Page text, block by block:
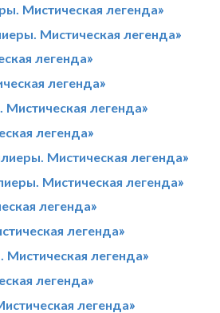
Мистическая легенда»
Мистическая легенда»
легенда»
легенда»
легенда»
легенда»
Мистическая легенда»
Мистическая легенда»
легенда»
легенда»
легенда»
легенда»
легенда»